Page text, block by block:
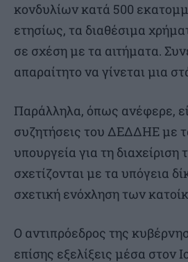
κονδυλίων κατά 500
ετησίως, τα διαθέσιμα
σε σχέση με τα αιτήματα.
απαραίτητο να γίνεται μια
Παράλληλα, όπως ανέφερε,
συζητήσεις του ΔΕΔΔΗΕ με
υπουργεία για τη
σχετίζονται με τα υπόγεια
σχετική ενόχληση των
Ο αντιπρόεδρος της
επίσης εξελίξεις μέσα στον